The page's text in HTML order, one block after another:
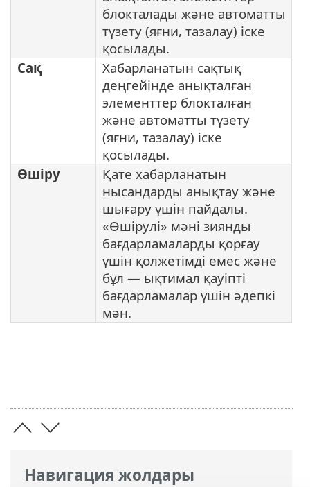
Навигация жолдары
блокталады және автоматты
түзету (яғни, тазалау) іске
қосылады.
Сақ
Хабарланатын сақтық
деңгейінде анықталған
элементтер блокталған
және автоматты түзету
(яғни, тазалау) іске
қосылады.
Өшіру
Қате хабарланатын
нысандарды анықтау және
шығару үшін пайдалы.
«Өшірулі» мәні зиянды
бағдарламаларды қорғау
үшін қолжетімді емес және
бұл — ықтимал қауіпті
бағдарламалар үшін әдепкі
мән.